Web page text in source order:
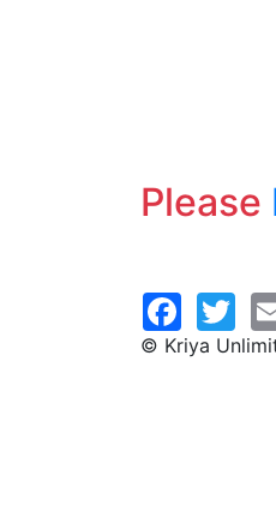
Please
© Kriya